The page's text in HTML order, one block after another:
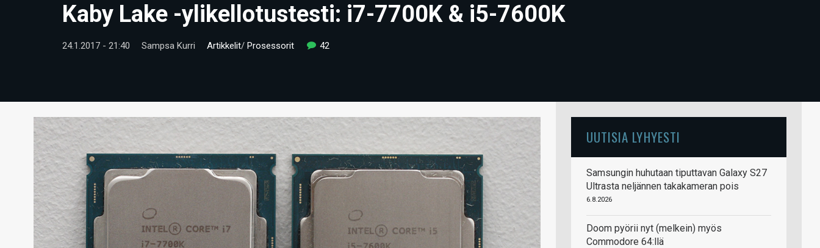
Kaby Lake -ylikellotustesti: i7-7700K & i5-7600K
24.1.2017 - 21:40 Sampsa Kurri Artikkelit/ Prosessorit 42
UUTISIA LYHYESTI
Samsungin huhutaan tiputtavan Galaxy S27
Ultrasta neljännen takakameran pois
6.8.2026
Doom pyörii nyt (melkein) myös
Commodore 64:llä